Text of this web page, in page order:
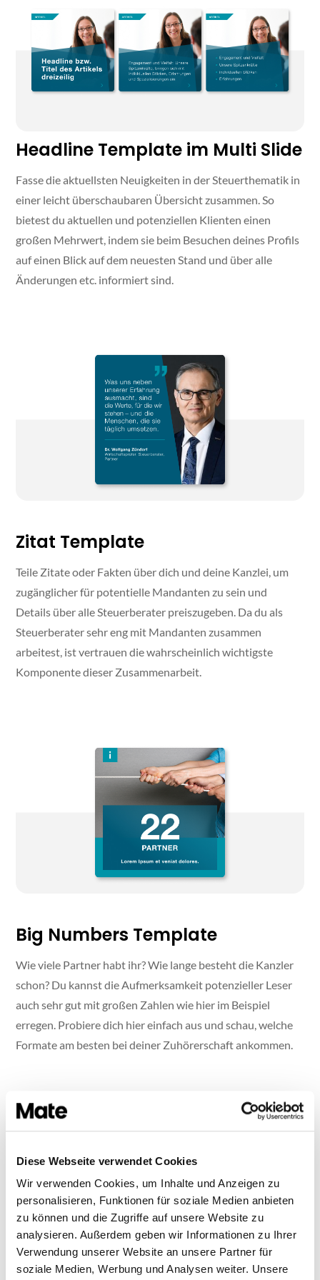
Diese Webseite verwendet Cookies
Wir verwenden Cookies, um Inhalte und Anzeigen zu
personalisieren, Funktionen für soziale Medien anbieten
zu können und die Zugriffe auf unsere Website zu
analysieren. Außerdem geben wir Informationen zu Ihrer
Verwendung unserer Website an unsere Partner für
soziale Medien, Werbung und Analysen weiter. Unsere
Headline Template im Multi Slide
Fasse die aktuellsten Neuigkeiten in der Steuerthematik in
einer leicht überschaubaren Übersicht zusammen. So
bietest du aktuellen und potenziellen Klienten einen
großen Mehrwert, indem sie beim Besuchen deines Profils
auf einen Blick auf dem neuesten Stand und über alle
Änderungen etc. informiert sind.
Zitat Template
‍Teile Zitate oder Fakten über dich und deine Kanzlei, um
zugänglicher für potentielle Mandanten zu sein und
Details über alle Steuerberater preiszugeben. Da du als
Steuerberater sehr eng mit Mandanten zusammen
arbeitest, ist vertrauen die wahrscheinlich wichtigste
Komponente dieser Zusammenarbeit.
Big Numbers Template
Wie viele Partner habt ihr? Wie lange besteht die Kanzler
schon? Du kannst die Aufmerksamkeit potenzieller Leser
auch sehr gut mit großen Zahlen wie hier im Beispiel
erregen. Probiere dich hier einfach aus und schau, welche
Formate am besten bei deiner Zuhörerschaft ankommen.